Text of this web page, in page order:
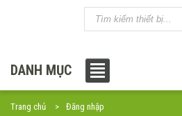
DANH MỤC
Trang chủ Đăng nhập